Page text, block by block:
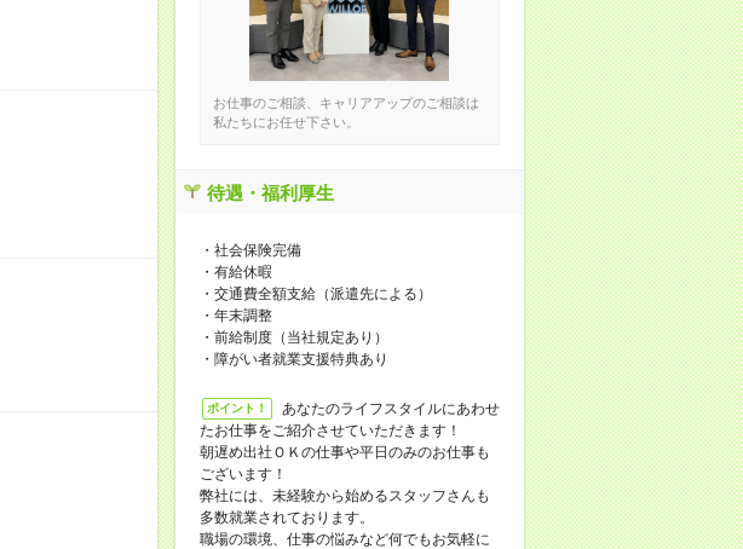
お仕事のご相談、キャリアアップのご相談は
私たちにお任せ下さい。
待遇・福利厚生
・社会保険完備
・有給休暇
・交通費全額支給（派遣先による）
・年末調整
・前給制度（当社規定あり）
・障がい者就業支援特典あり
ポイント！
あなたのライフスタイルにあわせ
たお仕事をご紹介させていただきます！
朝遅め出社ＯＫの仕事や平日のみのお仕事も
ございます！
弊社には、未経験から始めるスタッフさんも
多数就業されております。
職場の環境、仕事の悩みなど何でもお気軽に